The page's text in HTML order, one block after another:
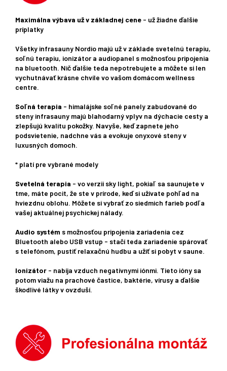
Maximálna výbava už v základnej cene - už žiadne ďalšie
príplatky
Všetky infrasauny Nordio majú už v základe svetelnú terapiu,
soľnú terapiu, ionizátor a audiopanel s možnosťou pripojenia
na bluetooth. Nič ďalšie teda nepotrebujete a môžete si len
vychutnávať krásne chvíle vo vašom domácom wellness
centre.
Soľná terapia - himalájske soľné panely zabudované do
steny infrasauny majú blahodarný vplyv na dýchacie cesty a
zlepšujú kvalitu pokožky. Navyše, keď zapnete jeho
podsvietenie, nadchne vás a evokuje onyxové steny v
luxusných domoch.
* platí pre vybrané modely
Svetelná terapia - vo verzii sky light, pokiaľ sa saunujete v
tme, máte pocit, že ste v prírode, keď si užívate pohľad na
hviezdnu oblohu. Môžete si vybrať zo siedmich farieb podľa
vašej aktuálnej psychickej nálady.
Audio systém s možnosťou pripojenia zariadenia cez
Bluetooth alebo USB vstup - stačí teda zariadenie spárovať
s telefónom, pustiť relaxačnú hudbu a užiť si pobyt v saune.
Ionizátor - nabíja vzduch negatívnymi iónmi. Tieto ióny sa
potom viažu na prachové častice, baktérie, vírusy a ďalšie
škodlivé látky v ovzduší.